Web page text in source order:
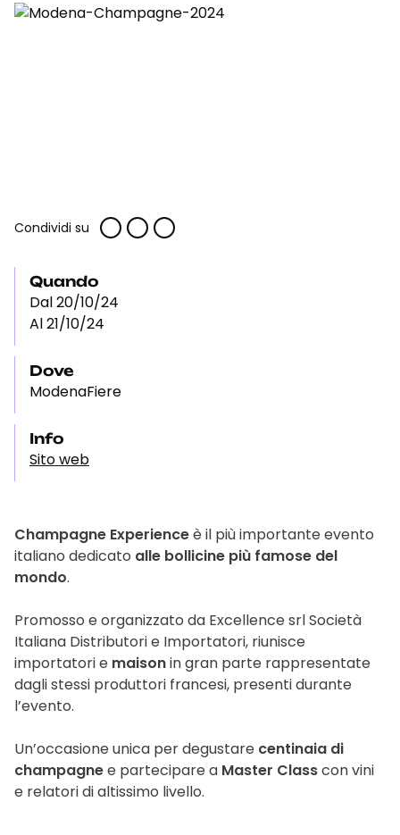
Condividi su
Quando
Dal 20/10/24
Al 21/10/24
Dove
ModenaFiere
Info
Sito web
Champagne Experienceè il più importante evento
italiano dedicato alle bollicine più famose del
mondo.
Promosso e organizzato da Excellence srl Società
Italiana Distributori e Importatori, riunisce
importatori e maisonin gran parte rappresentate
dagli stessi produttori francesi, presenti durante
l’evento.
Un’occasione unica per degustare centinaia di
champagnee partecipare a Master Classcon vini
e relatori di altissimo livello.